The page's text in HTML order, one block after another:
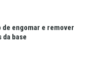
engomar e remover
base